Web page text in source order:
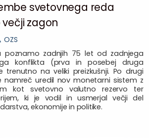
svetovnega reda
zagon
OZS
poznamo zadnjih 75 let od zadnjega
konflikta (prva in posebej druga
trenutno na veliki preizkušnji. Po drugi
namreč uredil nov monetarni sistem z
kot svetovno valutno rezervo ter
ki je vodil in usmerjal večji del
ekonomije in politike.